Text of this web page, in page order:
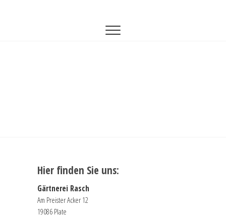
Hier finden Sie uns:
Gärtnerei Rasch
Am Preister Acker 12
19086 Plate